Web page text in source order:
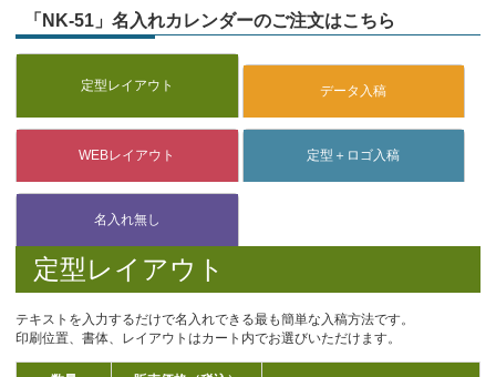
「NK-51」名入れカレンダーのご注文はこちら
定型レイアウト
テキストを入力するだけで名入れできる最も簡単な入稿方法です。
印刷位置、書体、レイアウトはカート内でお選びいただけます。